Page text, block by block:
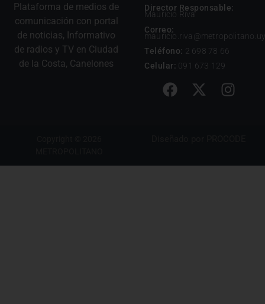
Plataforma de medios de
comunicación con portal
de noticias, Informativo
de radios y TV en Ciudad
de la Costa, Canelones
Director Responsable:
Mauricio Riva
Correo:
mauricio.riva@metropolitano.uy
Teléfono: 2 698 78 66
Celular: 091 673 129